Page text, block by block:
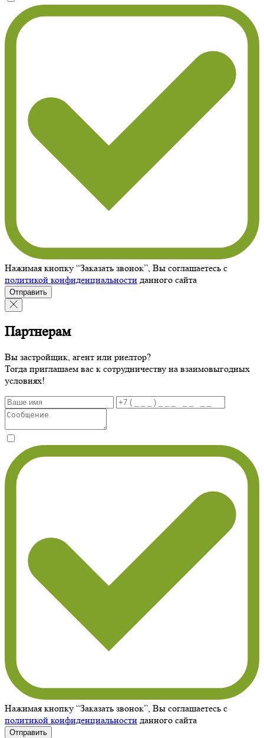
Нажимая кнопку “Заказать звонок”, Вы соглашаетесь с
политикой конфиденциальности данного сайта
Отправить
Партнерам
Вы застройщик, агент или риелтор?
Тогда приглашаем вас к сотрудничеству на взаимовыгодных
условиях!
Нажимая кнопку “Заказать звонок”, Вы соглашаетесь с
политикой конфиденциальности данного сайта
Отправить